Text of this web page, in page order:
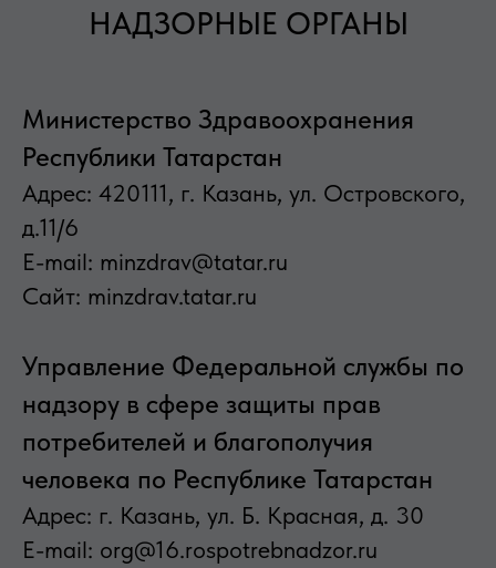
НАДЗОРНЫЕ ОРГАНЫ
Министерство Здравоохранения
Республики Татарстан
Адрес: 420111, г. Казань, ул. Островского,
д.11/6
Е-mail: minzdrav@tatar.ru
Сайт: minzdrav.tatar.ru
Управление Федеральной службы по
надзору в сфере защиты прав
потребителей и благополучия
человека по Республике Татарстан
Адрес: г. Казань, ул. Б. Красная, д. 30
Е-mail: org@16.rospotrebnadzor.ru